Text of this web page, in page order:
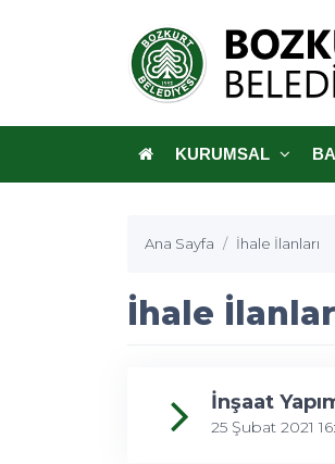
KURUMSAL
Ana Sayfa İhale İlanları
İhale
İnşaat
25 Şubat 2021